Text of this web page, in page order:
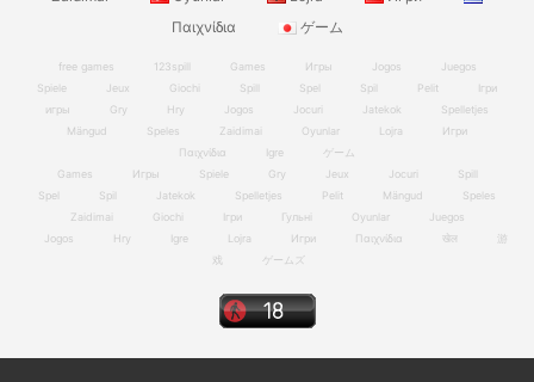
Παιχνίδια
ゲーム
free games 123spill Games Игры Jogos
Juegos
Spiele
Jeux Giochi Spill Spel Spil Pelit
Ігри
игры
Gry Hry Jogos Jocuri Jatekok
Spelletjes
Mängud
Speles Zaidimai Oyunlar Lojra
Игри
Παιχνίδια
Igre
ゲーム
Games
Игры Spiele Gry Jeux Jocuri
Spill
Spel
Spil Jatekok Spelletjes Pelit Mängud
Speles
Zaidimai
Giochi Ігри Гульні Oyunlar
Juegos
Jogos
Hry Igre Lojra Игри Παιχνίδια खेल
游
戏
ゲームズ